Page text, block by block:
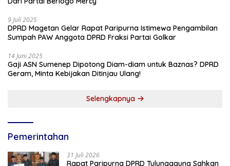
9 Juli 2025
DPRD Magetan Gelar Rapat Paripurna Istimewa Pengambilan
Sumpah PAW Anggota DPRD Fraksi Partai Golkar
14 Juni 2025
Gaji ASN Sumenep Dipotong Diam-diam untuk Baznas? DPRD
Geram, Minta Kebijakan Ditinjau Ulang!
Selengkapnya
Pemerintahan
31 Juli 2026
Rapat Paripurna DPRD Tulungagung Sahkan